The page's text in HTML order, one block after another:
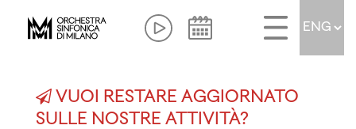
VUOI RESTARE AGGIORNATO
SULLE NOSTRE ATTIVITÀ?